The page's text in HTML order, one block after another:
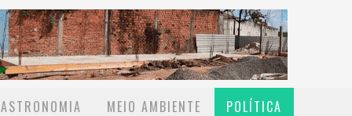
MEIO AMBIENTE
POLÍTICA